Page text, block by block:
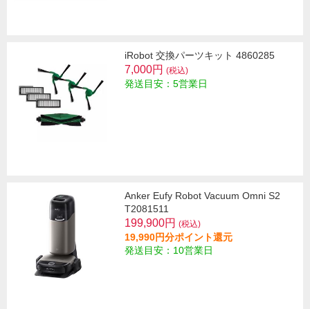
iRobot 交換パーツキット 4860285
7,000円 (税込)
発送目安：5営業日
Anker Eufy Robot Vacuum Omni S2
T2081511
199,900円 (税込)
19,990円分ポイント還元
発送目安：10営業日